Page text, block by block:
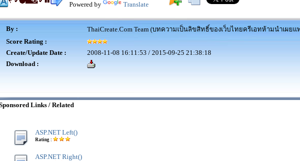
Powered by Translate
By :
ThaiCreate.Com Team (บทความเป็นลิขสิทธิ์ของเว็บไทยครีเอทห้ามนำเผย
Score Rating :
Create/Update Date :
2008-11-08 16:11:53 / 2015-09-25 21:38:18
Download :
Links / Related
ASP.NET Left()
Rating :
ASP.NET Right()